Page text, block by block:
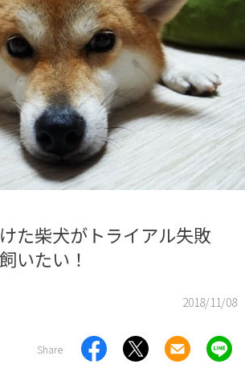
た柴犬がトライアル失敗
いたい！
2018/11/08
Share